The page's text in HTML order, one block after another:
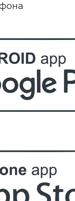
нокти
БЕЗПЛАТНО
БЕЗПЛАТНО